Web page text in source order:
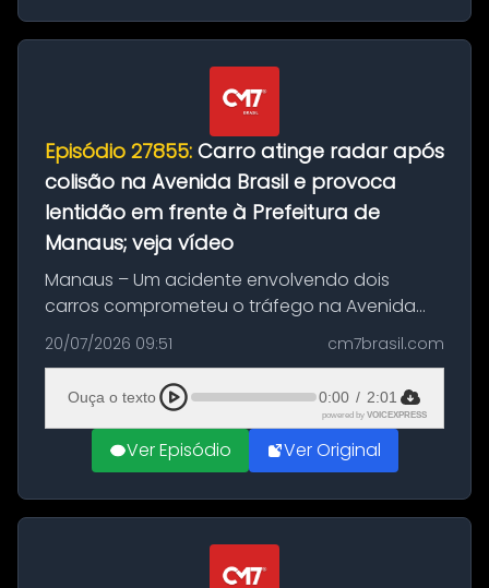
Episódio 27855: Carro atinge radar após
colisão na Avenida Brasil e provoca
lentidão em frente à Prefeitura de
Manaus; veja vídeo
Manaus – Um acidente envolvendo dois
carros comprometeu o tráfego na Avenida
Brasil durante a manhã desta segunda-feira
(20), em frente ao complexo da Prefeitura de
Manaus, na Zona Oeste. A batida ter...
20/07/2026 09:51 cm7brasil.com
Ouça o texto 0:00 / 2:01
powered by VOICEXPRESS
Ver Episódio Ver Original